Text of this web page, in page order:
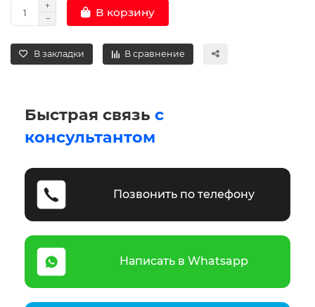
В корзину
В закладки В сравнение
Быстрая связь с
консультантом
Позвонить по телефону
Написать в Whatsapp